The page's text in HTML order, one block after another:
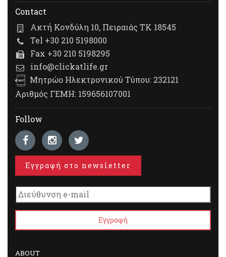
Contact
Ακτή Κονδύλη 10, Πειραιάς ΤΚ 18545
Tel +30 210 5198000
Fax +30 210 5198295
info@clickatlife.gr
Μητρώο Ηλεκτρονικού Τύπου: 232121
Αριθμός ΓΕΜΗ: 159656107001
Follow
Εγγραφή στο newsletter
ABOUT